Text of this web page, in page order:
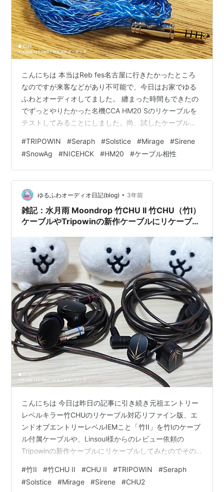
こんにちは 本当はReb fes名古屋に行きたかったところ
なのですが来客などがあり不可能で、今日はお家でゆる
ふわとオーディオしてました。 纏まった時間もできたの
でずっとやりたかった名機CCA HM20 Sのリケーブルを
テストしてみることにしました。尚、試したケーブルは
NICEHCK様依頼のNICEHCK SnowAgです。 CCA HM20
とは NICEHCK SpaceCloud 4.4mm「B+」 TRIPOWIN
Seraph, Solstice, Mirage, Sirene（PR:LINSOUL）
TRIPOWIN …
#TRIPOWIN #Seraph #Solstice #Mirage #Sirene
#SnowAg #NICEHCK #HM20 #ケーブル相性
ゆるふわオーディオ日記(blog) • 3年前
雑記：水月雨 Moondrop 竹CHU II 竹CHU（竹I）
ケーブルやTripowinの新作ケーブルにリケーブル
こんにちは 今日は昨日の記事に引き続き元祖エントリー
レベルキラー竹CHUのリケーブル対応リファイン版、エ
ンドオブエントリーレベルIEMこと「竹II」を竹Iのケーブ
ル付属ケーブルや、Linsoul様からのレビュー依頼の
Tripowinの新作ケーブルにリケーブルしてみたのでその
ーブルによる印象の違いについて（注意） 竹CHUケーブ
ル TRIPOWIN Sirene TRIPOWIN Mirage TRIPOWIN
#竹II #竹CHU II #CHU II #TRIPOWIN #Seraph
#Solstice #Mirage #Sirene #CHU2